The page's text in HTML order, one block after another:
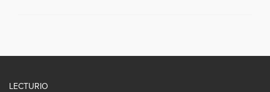
LECTURIO